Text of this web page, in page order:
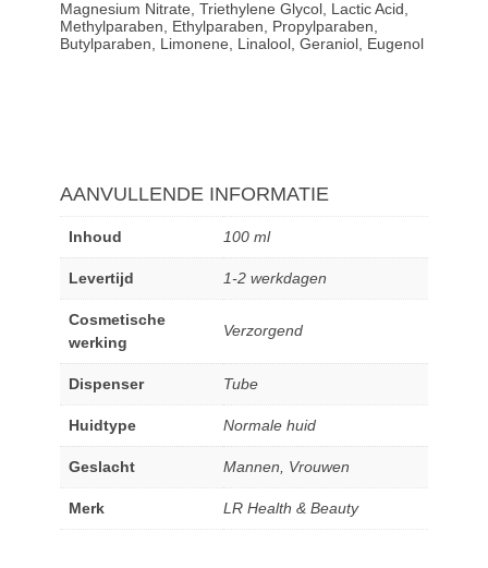
Magnesium Nitrate, Triethylene Glycol, Lactic Acid,
Methylparaben, Ethylparaben, Propylparaben,
Butylparaben, Limonene, Linalool, Geraniol, Eugenol
AANVULLENDE INFORMATIE
Inhoud 100 ml
Levertijd 1-2 werkdagen
Cosmetische
werking
Verzorgend
Dispenser Tube
Huidtype Normale huid
Geslacht Mannen Vrouwen
Merk LR Health & Beauty